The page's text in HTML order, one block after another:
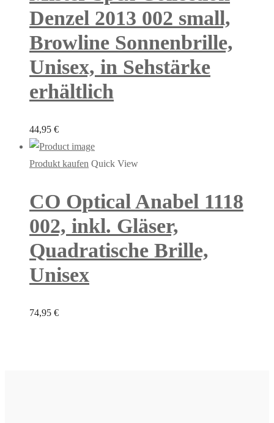
Denzel 2013 002 small,
Browline Sonnenbrille,
Unisex, in Sehstärke
erhältlich
44,95 €
Produkt kaufen Quick View
CO Optical Anabel 1118
002, inkl. Gläser,
Quadratische Brille,
Unisex
74,95 €